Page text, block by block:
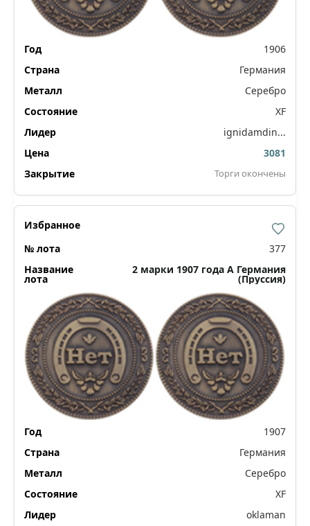
1906
Германия
Серебро
XF
ignidamdin...
3081
Торги окончены
377
2 марки 1907 года А Германия
(Пруссия)
1907
Германия
Серебро
XF
oklaman